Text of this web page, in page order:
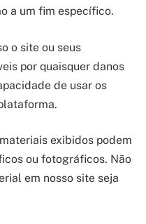
a um fim específico.
o site ou seus
por quaisquer danos
de usar os
exibidos podem
ou fotográficos. Não
em nosso site seja